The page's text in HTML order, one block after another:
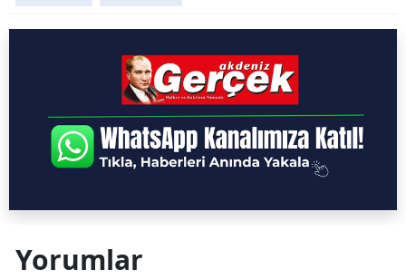
Yorumlar